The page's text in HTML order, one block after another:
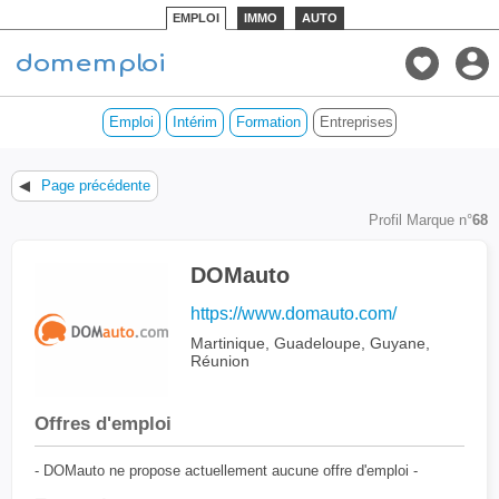
EMPLOI IMMO AUTO
Emploi Intérim Formation Entreprises des DOM
◀ Page précédente
Profil Marque n°68
DOMauto
https://www.domauto.com/
Martinique, Guadeloupe, Guyane,
Réunion
Offres d'emploi
- DOMauto ne propose actuellement aucune offre d'emploi -